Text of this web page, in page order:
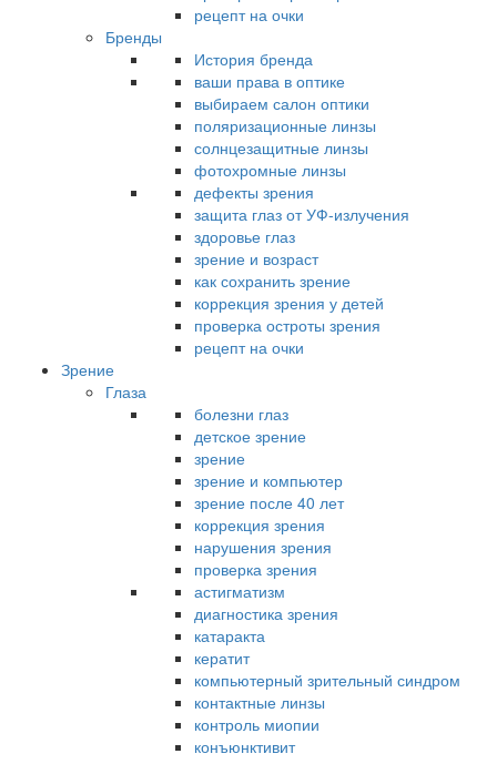
рецепт на очки
Бренды
История бренда
ваши права в оптике
выбираем салон оптики
поляризационные линзы
солнцезащитные линзы
фотохромные линзы
дефекты зрения
защита глаз от УФ-излучения
здоровье глаз
зрение и возраст
как сохранить зрение
коррекция зрения у детей
проверка остроты зрения
рецепт на очки
Зрение
Глаза
болезни глаз
детское зрение
зрение
зрение и компьютер
зрение после 40 лет
коррекция зрения
нарушения зрения
проверка зрения
астигматизм
диагностика зрения
катаракта
кератит
компьютерный зрительный синдром
контактные линзы
контроль миопии
конъюнктивит